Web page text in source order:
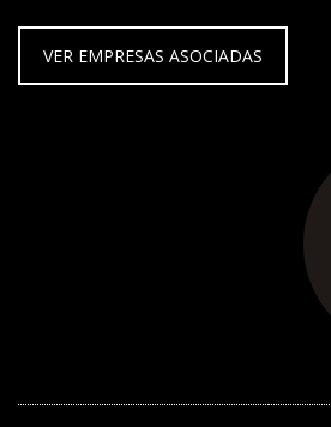
VER EMPRESAS ASOCIADAS